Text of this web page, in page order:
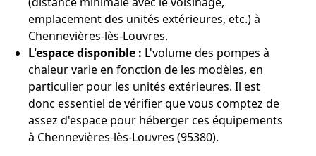
emplacement des unités extérieures, etc.) à
Chennevières-lès-Louvres.
L'espace disponible : L'volume des pompes à
chaleur varie en fonction de les modèles, en
particulier pour les unités extérieures. Il est
donc essentiel de vérifier que vous comptez de
assez d'espace pour héberger ces équipements
à Chennevières-lès-Louvres (95380).